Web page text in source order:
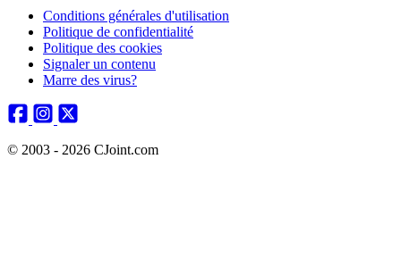
Conditions générales d'utilisation
Politique de confidentialité
Politique des cookies
Signaler un contenu
Marre des virus?
© 2003 - 2026 CJoint.com